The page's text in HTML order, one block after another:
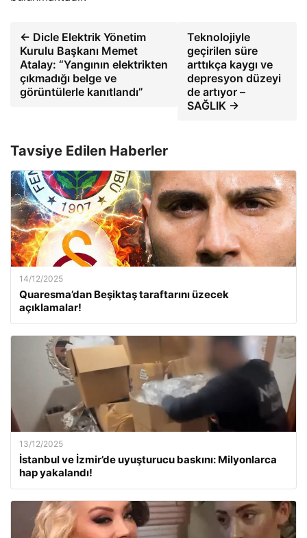
← Dicle Elektrik Yönetim
Kurulu Başkanı Memet
Atalay: “Yangının elektrikten
çıkmadığı belge ve
görüntülerle kanıtlandı”
Teknolojiyle
geçirilen süre
arttıkça kaygı ve
depresyon düzeyi
de artıyor –
SAĞLIK →
Tavsiye Edilen Haberler
14/12/2025
Quaresma’dan Beşiktaş taraftarını üzecek
açıklamalar!
13/12/2025
İstanbul ve İzmir’de uyuşturucu baskını: Milyonlarca
hap yakalandı!